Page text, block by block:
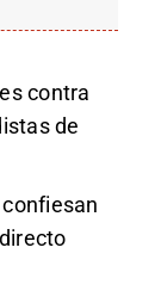
contra
de